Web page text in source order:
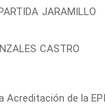
Acreditación de la